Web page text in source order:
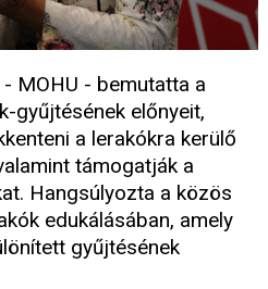
- MOHU - bemutatta a
gyűjtésének előnyeit,
a lerakókra kerülő
támogatják a
Hangsúlyozta a közös
edukálásában, amely
gyűjtésének